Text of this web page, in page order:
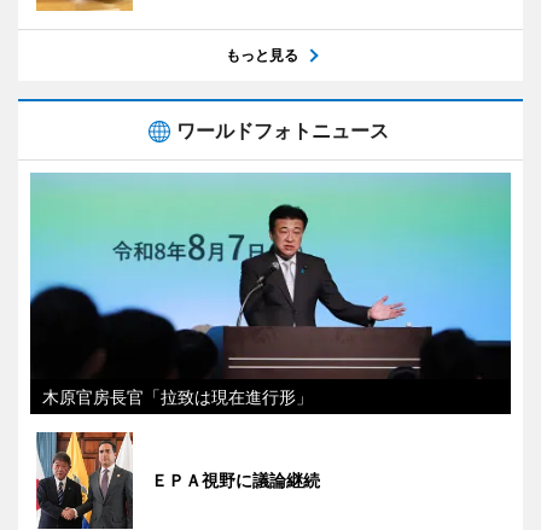
もっと見る
ワールドフォトニュース
木原官房長官「拉致は現在進行形」
ＥＰＡ視野に議論継続